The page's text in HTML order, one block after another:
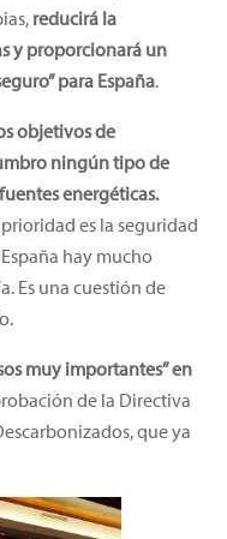
reducirá la
y proporcionará un
para España.
objetivos de
ningún tipo de
energéticas.
prioridad es la seguridad
hay mucho
Es una cuestión de
muy importantes” en
de la Directiva
que ya